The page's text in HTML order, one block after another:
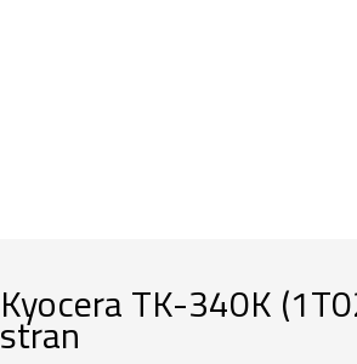
Kyocera TK-340K
stran